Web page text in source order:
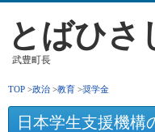
とばひさ
武豊町長
TOP 政治 教育 奨学金
日本学生支援機構